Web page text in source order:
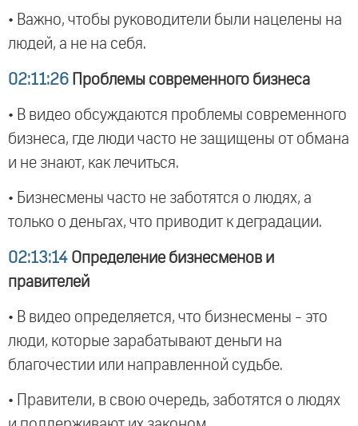
• Важно, чтобы руководители были нацелены на
людей, а не на себя.
02:11:26 Проблемы современного бизнеса
• В видео обсуждаются проблемы современного
бизнеса, где люди часто не защищены от обмана
и не знают, как лечиться.
• Бизнесмены часто не заботятся о людях, а
только о деньгах, что приводит к деградации.
02:13:14 Определение бизнесменов и
правителей
• В видео определяется, что бизнесмены - это
люди, которые зарабатывают деньги на
благочестии или направленной судьбе.
• Правители, в свою очередь, заботятся о людях